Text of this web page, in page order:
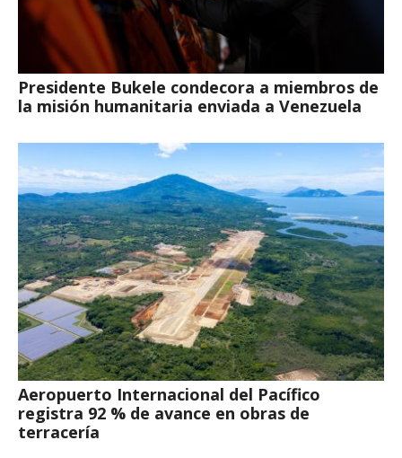
Presidente Bukele condecora a miembros de
la misión humanitaria enviada a Venezuela
Aeropuerto Internacional del Pacífico
registra 92 % de avance en obras de
terracería